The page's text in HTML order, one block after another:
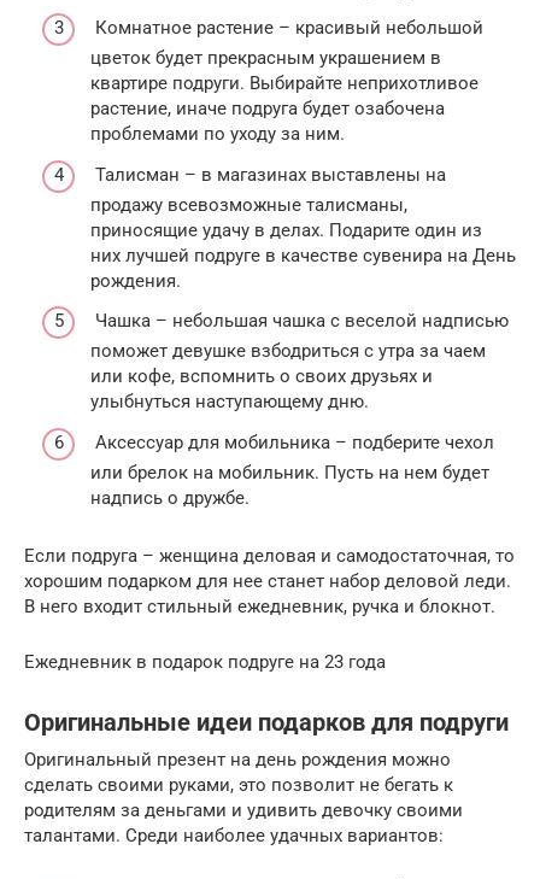
Комнатное растение – красивый небольшой
цветок будет прекрасным украшением в
квартире подруги. Выбирайте неприхотливое
растение, иначе подруга будет озабочена
проблемами по уходу за ним.
Талисман – в магазинах выставлены на
продажу всевозможные талисманы,
приносящие удачу в делах. Подарите один из
них лучшей подруге в качестве сувенира на День
рождения.
Чашка – небольшая чашка с веселой надписью
поможет девушке взбодриться с утра за чаем
или кофе, вспомнить о своих друзьях и
улыбнуться наступающему дню.
Аксессуар для мобильника – подберите чехол
или брелок на мобильник. Пусть на нем будет
надпись о дружбе.
Если подруга – женщина деловая и самодостаточная, то
хорошим подарком для нее станет набор деловой леди.
В него входит стильный ежедневник, ручка и блокнот.
Ежедневник в подарок подруге на 23 года
Оригинальные идеи подарков для подруги
Оригинальный презент на день рождения можно
сделать своими руками, это позволит не бегать к
родителям за деньгами и удивить девочку своими
талантами. Среди наиболее удачных вариантов: